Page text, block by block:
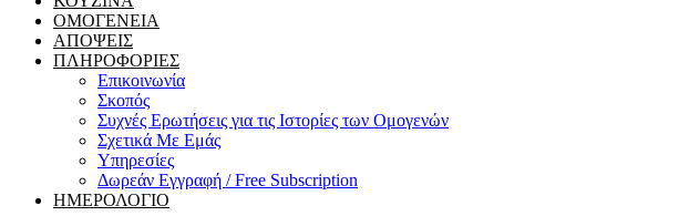
ΟΜΟΓΕΝΕΙΑ
ΑΠΟΨΕΙΣ
ΠΛΗΡΟΦΟΡΙΕΣ
Επικοινωνία
Σκοπός
Συχνές Ερωτήσεις για τις Ιστορίες των Ομογενών
Σχετικά Με Εμάς
Υπηρεσίες
Δωρεάν Εγγραφή / Free Subscription
ΗΜΕΡΟΛΟΓΙΟ